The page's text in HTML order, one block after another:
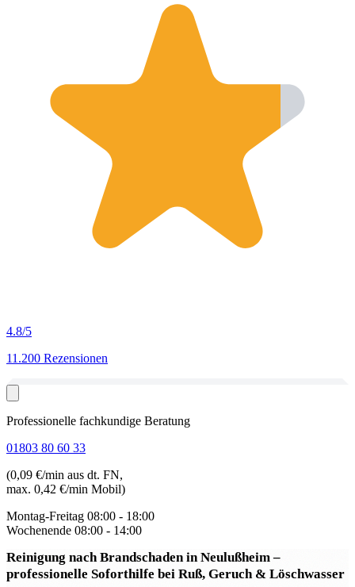
4.8/5
11.200 Rezensionen
Professionelle fachkundige Beratung
01803 80 60 33
(0,09 €/min aus dt. FN,
max. 0,42 €/min Mobil)
Montag-Freitag 08:00 - 18:00
Wochenende 08:00 - 14:00
Reinigung nach Brandschaden in Neulußheim–
professionelle Soforthilfe bei Ruß, Geruch & Löschwasser